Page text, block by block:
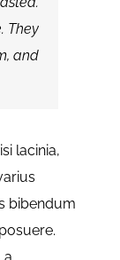
They
and
lacinia,
bibendum